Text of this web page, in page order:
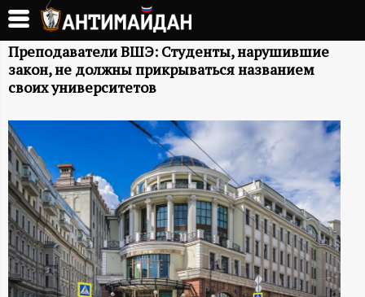
Перейти
основному
содержанию
А
Н
Т
И
М
А
Й
Преподаватели ВШЭ: Студенты, нарушившие
закон, не должны прикрываться названием
своих университетов